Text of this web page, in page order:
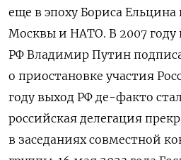
еще в эпоху Бориса
Москвы и НАТО. В 2007 году
РФ Владимир Путин
о приостановке участия
году выход РФ де-факто
российская делегация
в заседаниях совместной